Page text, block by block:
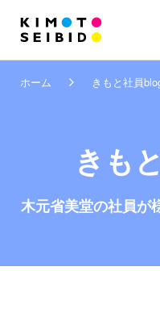
ホーム きもと社員
きも
木元省美堂の社員が